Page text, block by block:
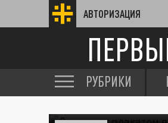
АВТОРИЗАЦИЯ
РУБРИКИ